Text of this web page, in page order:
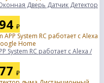
Дверь Датчик Детектор
₽
System RC работает с Alexa /
₽